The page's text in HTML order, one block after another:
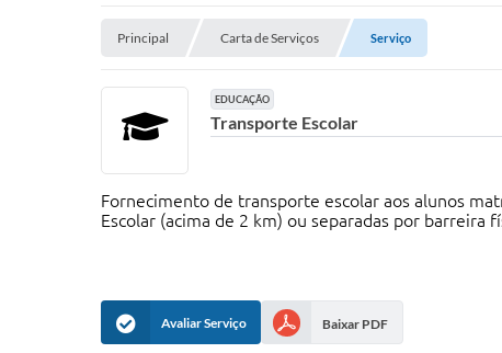
Principal Carta de Serviços Serviço
EDUCAÇÃO
Transporte Escolar
Fornecimento de transporte escolar aos alunos
Escolar (acima de 2 km) ou separadas por barreira
Avaliar Serviço Baixar PDF